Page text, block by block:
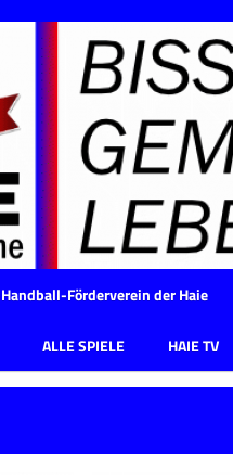
Handball-Förderverein der Haie
ALLE SPIELE HAIE TV